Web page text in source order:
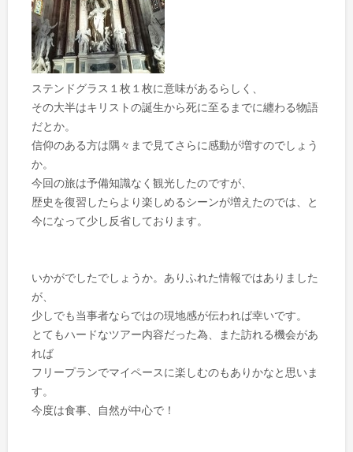
ステンドグラス１枚１枚に意味があるらしく、
その大半はキリストの誕生から死に至るまでに纏わる物語
だとか。
信仰のある方は隅々まで見てさらに感動が増すのでしょう
か。
今回の旅は予備知識なく観光したのですが、
歴史を復習したらより楽しめるシーンが増えたのでは、と
今になって少し反省しております。
いかがでしたでしょうか。ありふれた情報ではありました
が、
少しでも当事者ならではの現地感が伝われば幸いです。
とてもハードなツアー内容だった為、また訪れる機会があ
れば
フリープランでマイペースに楽しむのもありかなと思いま
す。
今度は食事、自然が中心で！